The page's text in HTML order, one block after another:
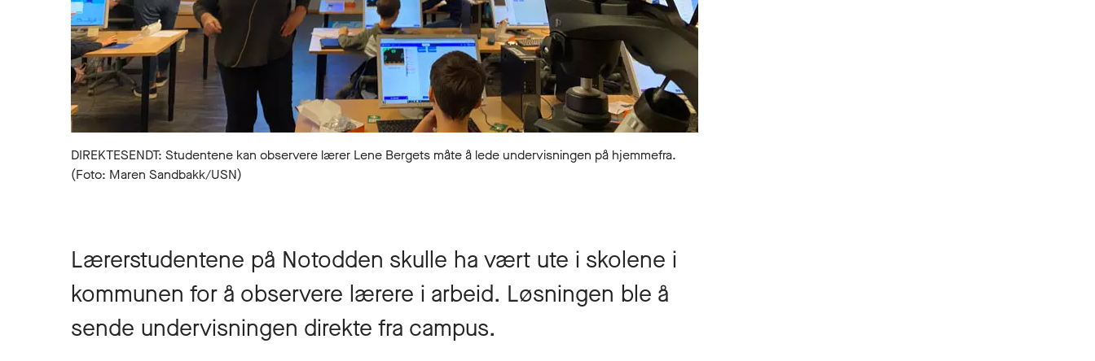
DIREKTESENDT: Studentene kan observere lærer Lene Bergets måte å lede undervisningen på hjemmefra.
(Foto: Maren Sandbakk/USN)
Lærerstudentene på Notodden skulle ha vært ute i skolene i
kommunen for å observere lærere i arbeid. Løsningen ble å
sende undervisningen direkte fra campus.